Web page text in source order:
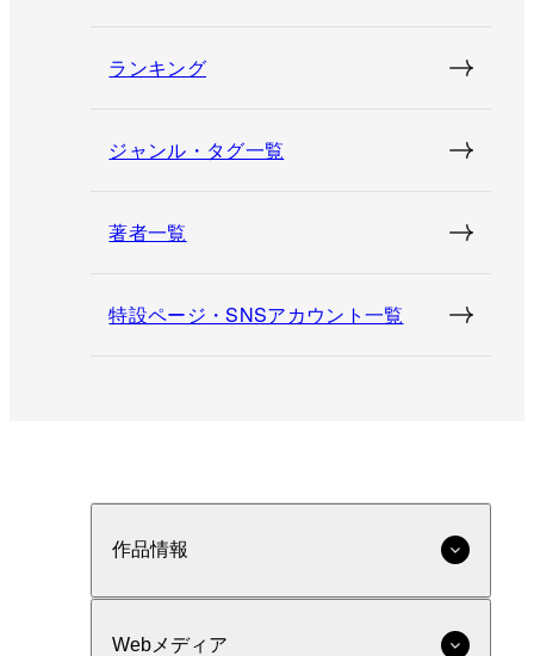
ランキング
ジャンル・タグ一覧
著者一覧
特設ページ・SNSアカウント一覧
作品情報
Webメディア